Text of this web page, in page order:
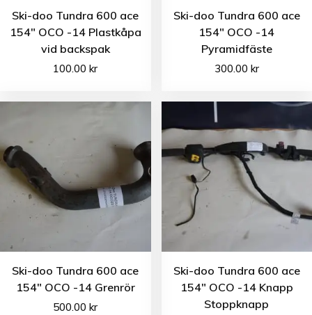
Ski-doo Tundra 600 ace
154″ OCO -14 Plastkåpa
vid backspak
100.00kr
Ski-doo Tundra 600 ace
154″ OCO -14
Pyramidfäste
300.00 kr
Ski-doo Tundra 600 ace
154″ OCO -14 Grenrör
500.00kr
Ski-doo Tundra 600 ace
154″ OCO -14 Knapp
Stoppknapp